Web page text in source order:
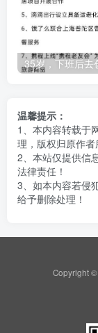
温馨提示：
1、本内容转载于
理，版权归原作者
2、本站仅提供信
法律责任！
3、如本内容若侵
给予删除处理！
Copyright ©